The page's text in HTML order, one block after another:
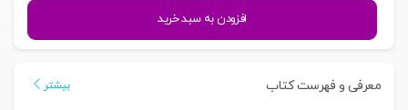
شرح
دکترین
جزای
افزودن به سبد خرید
معرفی و فهرست کتاب بیشتر